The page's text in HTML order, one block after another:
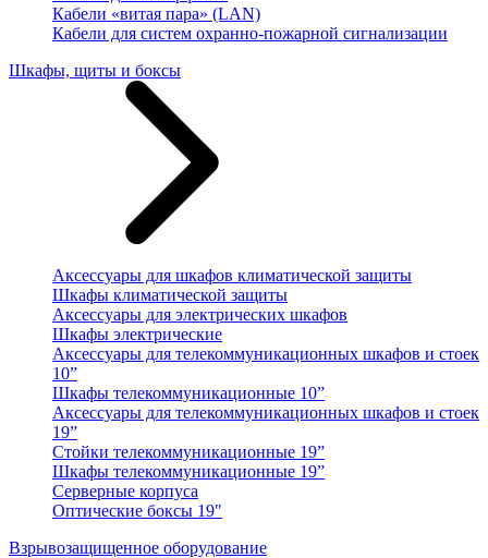
Кабели «витая пара» (LAN)
Кабели для систем охранно-пожарной сигнализации
Шкафы, щиты и боксы
Аксессуары для шкафов климатической защиты
Шкафы климатической защиты
Аксессуары для электрических шкафов
Шкафы электрические
Аксессуары для телекоммуникационных шкафов и стоек
10”
Шкафы телекоммуникационные 10”
Аксессуары для телекоммуникационных шкафов и стоек
19”
Стойки телекоммуникационные 19”
Шкафы телекоммуникационные 19”
Серверные корпуса
Оптические боксы 19"
Взрывозащищенное оборудование